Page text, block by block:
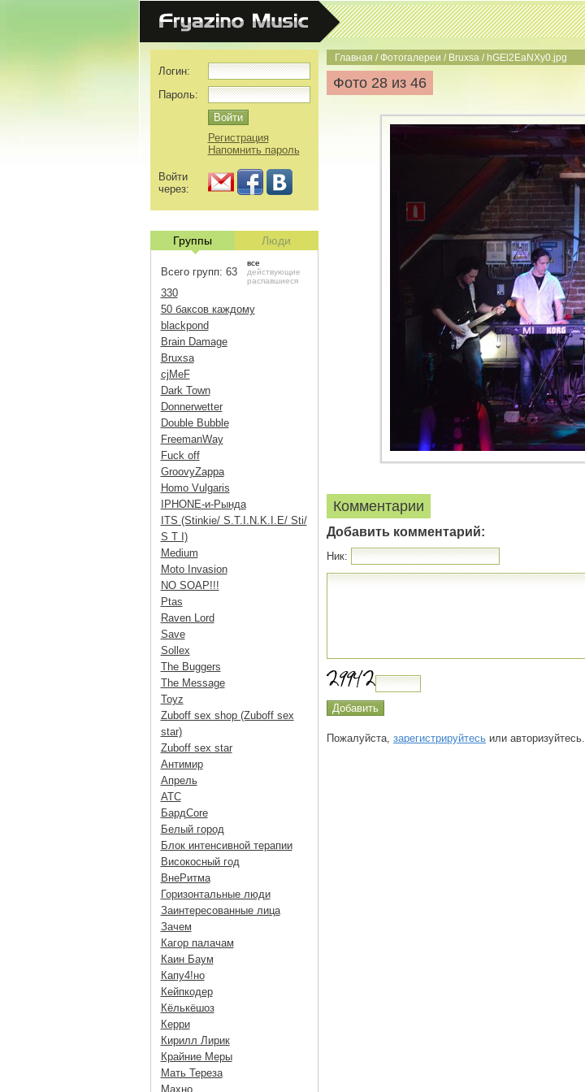
Главная /Фотогалереи / Bruxsa /hGEl2EaNXy0.jpg
Фото 28 из 46
Комментарии
Добавить комментарий:
Ник:
Пожалуйста, зарегистрируйтесь или авторизуйтесь.
Логин:
Пароль:
Регистрация
Напомнить пароль
Войти
через:
Группы Люди
Всего групп: 63
все
действующие
распавшиеся
330
50 баксов каждому
blackpond
Brain Damage
Bruxsa
cjMeF
Dark Town
Donnerwetter
Double Bubble
FreemanWay
Fuck off
GroovyZappa
Homo Vulgaris
IPHONE-и-Рында
ITS (Stinkie/ S.T.I.N.K.I.E/ Sti/
S T I)
Medium
Moto Invasion
NO SOAP!!!
Ptas
Raven Lord
Save
Sollex
The Buggers
The Message
Toyz
Zuboff sex shop (Zuboff sex
star)
Zuboff sex star
Антимир
Апрель
АТС
БардCore
Белый город
Блок интенсивной терапии
Високосный год
ВнеРитма
Горизонтальные люди
Заинтересованные лица
Зачем
Кагор палачам
Каин Баум
Капу4!но
Кейпкодер
Кёлькёшоз
Керри
Кирилл Лирик
Крайние Меры
Мать Тереза
Махно